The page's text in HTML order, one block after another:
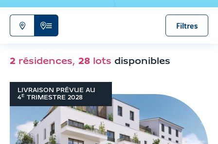
aux
résultats
N'afficher
carte
Afficher
de
Filtres
2 résidences, 28 lots disponibles
LIVRAISON PRÉVUE AU
4E TRIMESTRE 2028